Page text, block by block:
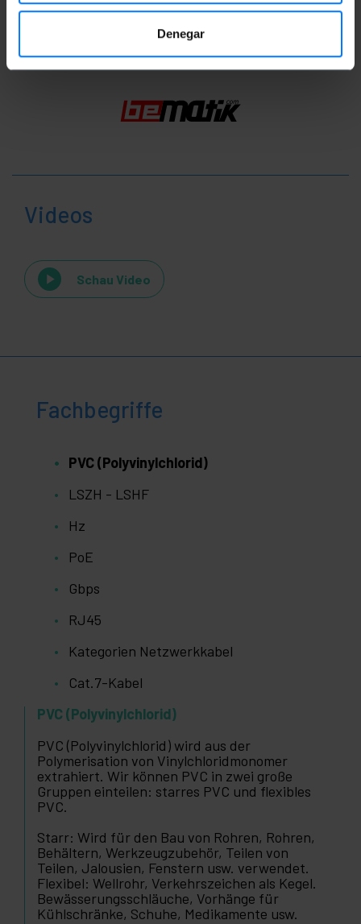
Denegar
Einstufung
Videos
Schau Video
Fachbegriffe
PVC (Polyvinylchlorid)
LSZH - LSHF
Hz
PoE
Gbps
RJ45
Kategorien Netzwerkkabel
Cat.7-Kabel
PVC (Polyvinylchlorid)
PVC (Polyvinylchlorid) wird aus der
Polymerisation von Vinylchloridmonomer
extrahiert. Wir können PVC in zwei große
Gruppen einteilen: starres PVC und flexibles
PVC.
Starr: Wird für den Bau von Rohren, Rohren,
Behältern, Werkzeugzubehör, Teilen von
Teilen, Jalousien, Fenstern usw. verwendet.
Flexibel: Wellrohr, Verkehrszeichen als Kegel.
Bewässerungsschläuche, Vorhänge für
Kühlschränke, Schuhe, Medikamente usw.